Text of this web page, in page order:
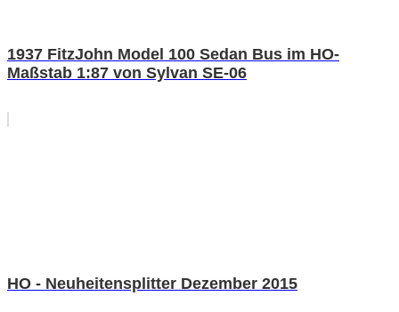
1937 FitzJohn Model 100 Sedan Bus im HO-
Maßstab 1:87 von Sylvan SE-06
HO - Neuheitensplitter Dezember 2015